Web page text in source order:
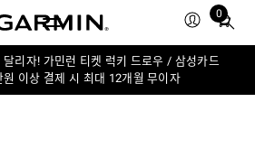
0
Total
in
리자! 가민런 티켓 럭키 드로우 / 삼성카드
이상 결제 시 최대 12개월 무이자